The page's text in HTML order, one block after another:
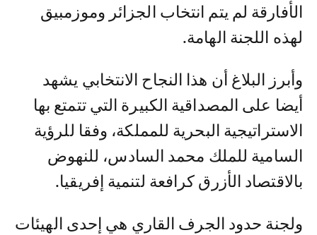
الأفارقة لم يتم انتخاب الجزائر وموزمبيق
لهذه اللجنة الهامة.
وأبرز البلاغ أن هذا النجاح الانتخابي يشهد
أيضا على المصداقية الكبيرة التي تتمتع بها
الاستراتيجية البحرية للمملكة، وفقا للرؤية
السامية للملك محمد السادس، للنهوض
بالاقتصاد الأزرق كرافعة لتنمية إفريقيا.
ولجنة حدود الجرف القاري هي إحدى الهيئات